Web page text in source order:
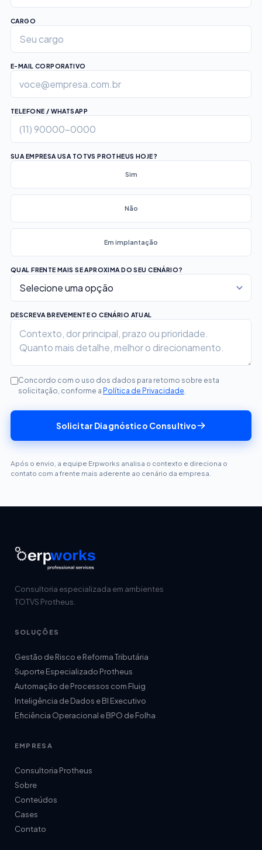
CARGO
E-MAIL CORPORATIVO
TELEFONE / WHATSAPP
SUA EMPRESA USA TOTVS PROTHEUS HOJE?
Sim
Não
Em implantação
QUAL FRENTE MAIS SE APROXIMA DO SEU CENÁRIO?
DESCREVA BREVEMENTE O CENÁRIO ATUAL
Concordo com o uso dos dados para retorno sobre esta
solicitação, conforme a Política de Privacidade.
Solicitar Diagnóstico Consultivo
Após o envio, a equipe Erpworks analisa o contexto e direciona o
contato com a frente mais aderente ao cenário da empresa.
Consultoria especializada em ambientes
TOTVS Protheus.
SOLUÇÕES
Gestão de Risco e Reforma Tributária
Suporte Especializado Protheus
Automação de Processos com Fluig
Inteligência de Dados e BI Executivo
Eficiência Operacional e BPO de Folha
EMPRESA
Consultoria Protheus
Sobre
Conteúdos
Cases
Contato